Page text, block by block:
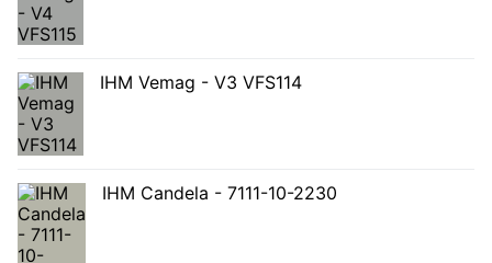
IHM Vemag - V3 VFS114
IHM Candela - 7111-10-2230